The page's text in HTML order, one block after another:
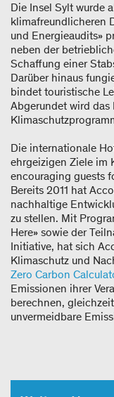
Die Insel Sylt wurde
klimafreundlicheren
und Energieaudits»
neben der
Schaffung einer
Darüber hinaus
bindet touristische
Abgerundet wird
Die internationale
ehrgeizigen Ziele im
encouraging guests
Bereits 2011 hat
nachhaltige
zu stellen. Mit
Here» sowie der
Initiative, hat sich
Klimaschutz und
Zero Carbon
Emissionen ihrer
berechnen,
unvermeidbare